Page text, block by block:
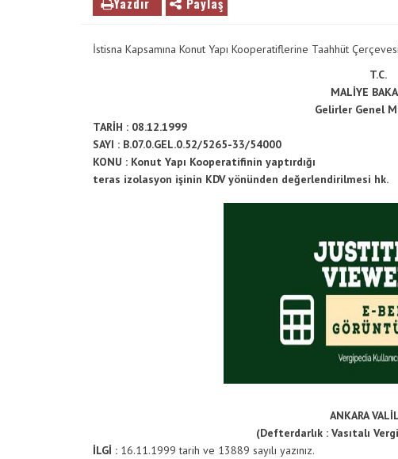
İstisna Kapsamına Konut Yapı Kooperatiflerine Taahhüt
T.C.
MALİYE
Gelirler Genel
TARİH : 08.12.1999
SAYI : B.07.0.GEL.0.52/5265-33/54000
KONU : Konut Yapı Kooperatifinin yaptırdığı
teras izolasyon işinin KDV yönünden değerlendirilmesi hk.
ANKARA
(Defterdarlık : Vasıtalı
İLGİ : 16.11.1999 tarih ve 13889 sayılı yazınız.